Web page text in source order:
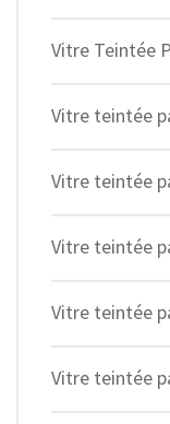
Vitre Teintée
Vitre teintée
Vitre teintée
Vitre teintée
Vitre teintée
Vitre teintée